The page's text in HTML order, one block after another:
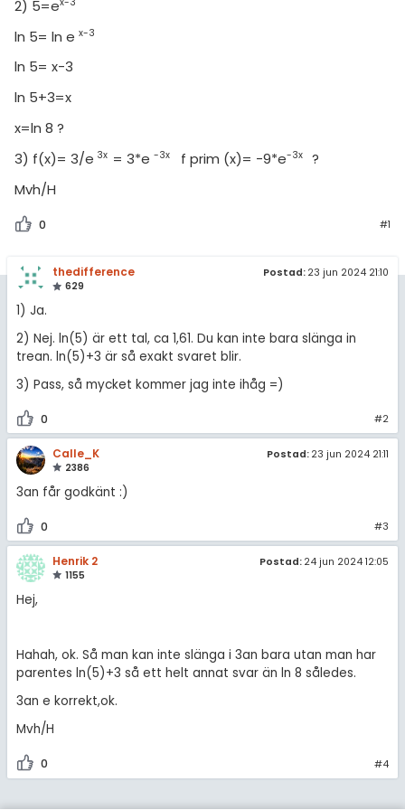
2) 5=e
ln 5= ln e x-3
ln 5= x-3
ln 5+3=x
x=ln 8 ?
3) f(x)= 3/e 3x = 3*e -3x f prim (x)= -9*e-3x
?
Mvh/H
0 #1
thedifference
629
Postad: 23 jun 2024 21:10
1) Ja.
2) Nej. ln(5) är ett tal, ca 1,61. Du kan inte bara slänga in
trean. ln(5)+3 är så exakt svaret blir.
3) Pass, så mycket kommer jag inte ihåg =)
0 #2
Calle_K
2386
Postad: 23 jun 2024 21:11
3an får godkänt :)
0 #3
Henrik 2
1155
Postad: 24 jun 2024 12:05
Hej,
Hahah, ok. Så man kan inte slänga i 3an bara utan man har
parentes ln(5)+3 så ett helt annat svar än ln 8 således.
3an e korrekt,ok.
Mvh/H
0 #4
Cookie-inställningar
högskolan
(mattedelen)
diskussioner
ämnen